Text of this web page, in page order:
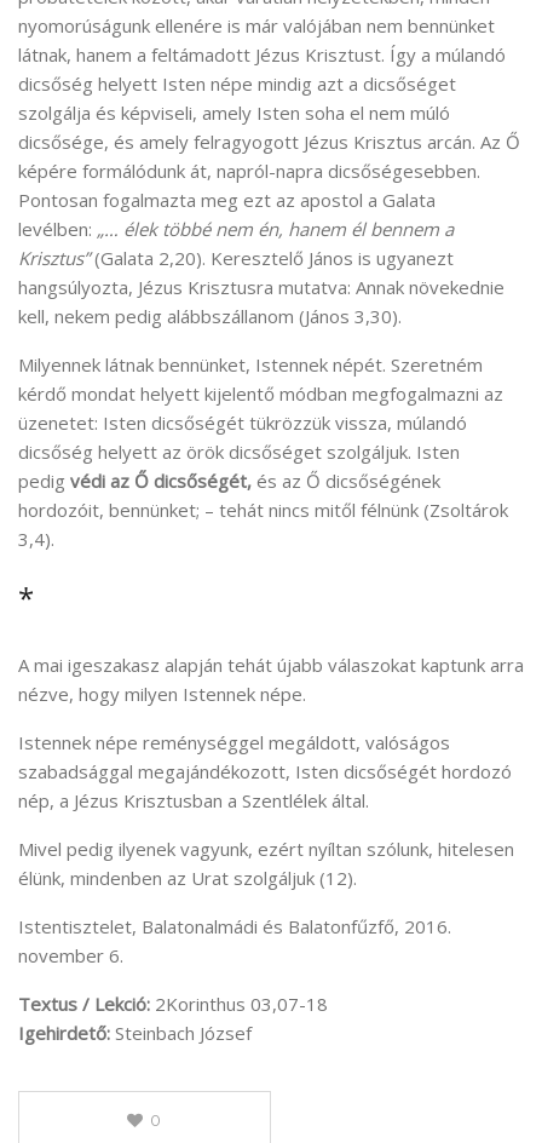
nyomorúságunk ellenére is már valójában nem bennünket
látnak, hanem a feltámadott Jézus Krisztust. Így a múlandó
dicsőség helyett Isten népe mindig azt a dicsőséget
szolgálja és képviseli, amely Isten soha el nem múló
dicsősége, és amely felragyogott Jézus Krisztus arcán. Az Ő
képére formálódunk át, napról-napra dicsőségesebben.
Pontosan fogalmazta meg ezt az apostol a Galata
levélben: „… élek többé nem én, hanem él bennem a
Krisztus”(Galata 2,20). Keresztelő János is ugyanezt
hangsúlyozta, Jézus Krisztusra mutatva: Annak növekednie
kell, nekem pedig alábbszállanom (János 3,30).
Milyennek látnak bennünket, Istennek népét. Szeretném
kérdő mondat helyett kijelentő módban megfogalmazni az
üzenetet: Isten dicsőségét tükrözzük vissza, múlandó
dicsőség helyett az örök dicsőséget szolgáljuk. Isten
pedig védi az Ő dicsőségét, és az Ő dicsőségének
hordozóit, bennünket; – tehát nincs mitől félnünk (Zsoltárok
3,4).
*
A mai igeszakasz alapján tehát újabb válaszokat kaptunk arra
nézve, hogy milyen Istennek népe.
Istennek népe reménységgel megáldott, valóságos
szabadsággal megajándékozott, Isten dicsőségét hordozó
nép, a Jézus Krisztusban a Szentlélek által.
Mivel pedig ilyenek vagyunk, ezért nyíltan szólunk, hitelesen
élünk, mindenben az Urat szolgáljuk (12).
Istentisztelet, Balatonalmádi és Balatonfűzfő, 2016.
november 6.
Textus / Lekció: 2Korinthus 03,07-18
Igehirdető: Steinbach József
0